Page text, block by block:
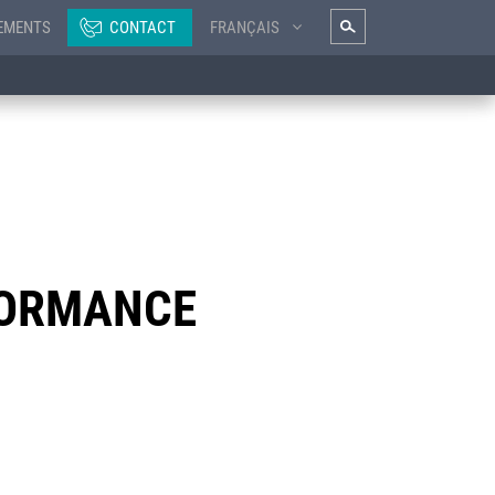
CONTACT FRANÇAIS